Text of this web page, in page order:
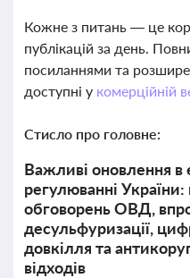
Кожне з питань — це
публікацій за день.
посиланнями та
доступні у комерційній
Стисло про головне:
Важливі оновлення в
регулюванні
обговорень ОВД,
десульфуризації,
довкілля та
відходів